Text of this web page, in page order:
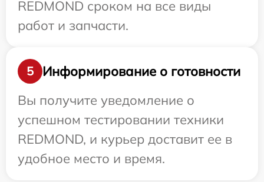
REDMOND сроком на все виды
работ и запчасти.
5
Информирование о готовности
Вы получите уведомление о
успешном тестировании техники
REDMOND, и курьер доставит ее в
удобное место и время.